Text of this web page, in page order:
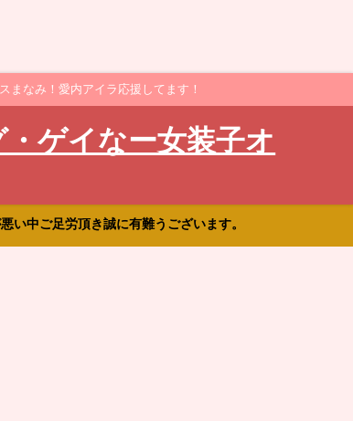
まなみ！愛内アイラ応援してます！
ゲイなー女装子オ
い中ご足労頂き誠に有難うございます。